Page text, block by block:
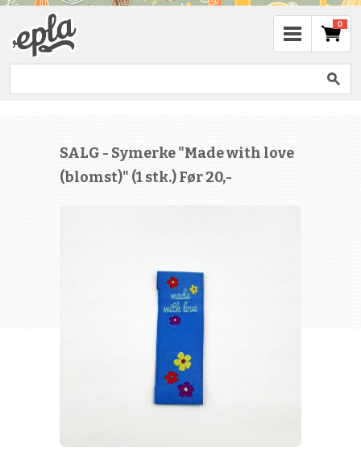
0
SALG - Symerke "Made with love
(blomst)" (1 stk.) Før 20,-